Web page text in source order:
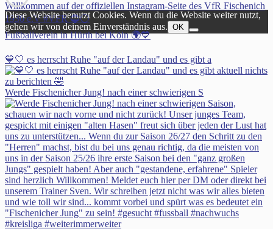
Willkommen auf der offiziellen Instagram-Seite des VfR Fischenich
1930 e.V #VFR 🔵⚪️
Fußballverein in Hürth bei Köln 🌍💙
💙🤍 es herrscht Ruhe "auf der Landau" und es gibt a
Werde Fischenicher Jung! nach einer schwierigen S
Diese Website benutzt Cookies. Wenn du die Website weiter nutzt,
gehen wir von deinem Einverständnis aus. OK